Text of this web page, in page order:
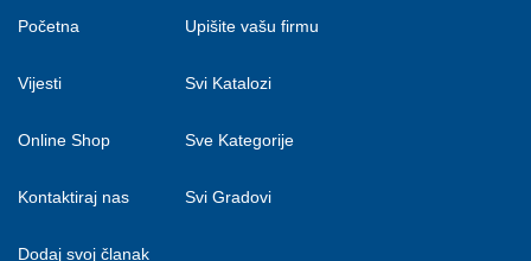
Početna
Vijesti
Online Shop
Kontaktiraj nas
Dodaj svoj članak
Upišite vašu firmu
Svi Katalozi
Sve Kategorije
Svi Gradovi